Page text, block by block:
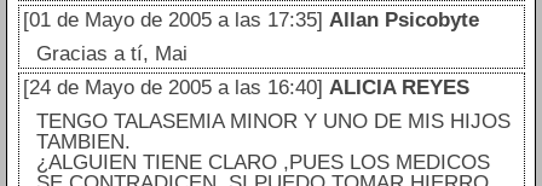
[01 de Mayo de 2005 a las 17:35] Allan Psicobyte
Gracias a tí, Mai
[24 de Mayo de 2005 a las 16:40] ALICIA REYES
TENGO TALASEMIA MINOR Y UNO DE MIS HIJOS
TAMBIEN.
¿ALGUIEN TIENE CLARO ,PUES LOS MEDICOS